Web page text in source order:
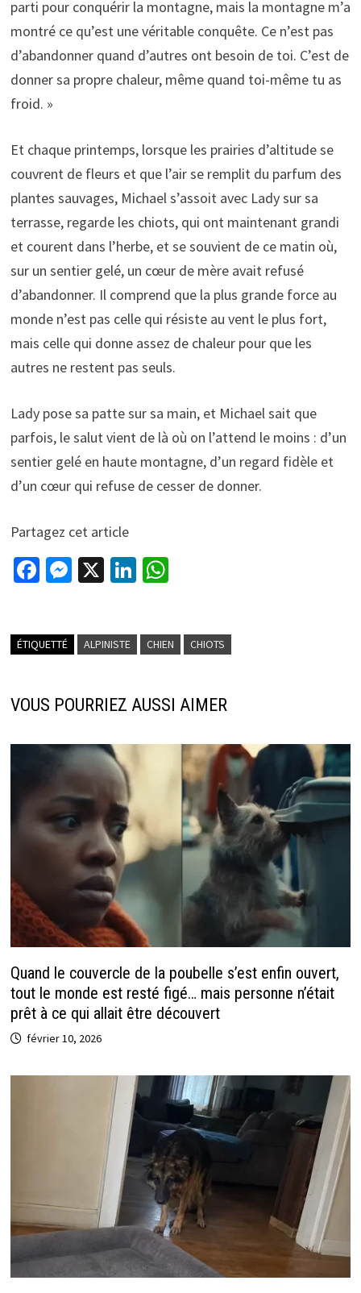
parti pour conquérir la montagne, mais la montagne m’a
montré ce qu’est une véritable conquête. Ce n’est pas
d’abandonner quand d’autres ont besoin de toi. C’est de
donner sa propre chaleur, même quand toi-même tu as
froid. »
Et chaque printemps, lorsque les prairies d’altitude se
couvrent de fleurs et que l’air se remplit du parfum des
plantes sauvages, Michael s’assoit avec Lady sur sa
terrasse, regarde les chiots, qui ont maintenant grandi
et courent dans l’herbe, et se souvient de ce matin où,
sur un sentier gelé, un cœur de mère avait refusé
d’abandonner. Il comprend que la plus grande force au
monde n’est pas celle qui résiste au vent le plus fort,
mais celle qui donne assez de chaleur pour que les
autres ne restent pas seuls.
Lady pose sa patte sur sa main, et Michael sait que
parfois, le salut vient de là où on l’attend le moins : d’un
sentier gelé en haute montagne, d’un regard fidèle et
d’un cœur qui refuse de cesser de donner.
Partagez cet article
Fa
o
k
M
n
r
X Li
dI
W
sA
p
ÉTIQUETTÉ ALPINISTE CHIEN CHIOTS
VOUS POURRIEZ AUSSI AIMER
Quand le couvercle de la poubelle s’est enfin ouvert,
tout le monde est resté figé… mais personne n’était
prêt à ce qui allait être découvert
février 10, 2026